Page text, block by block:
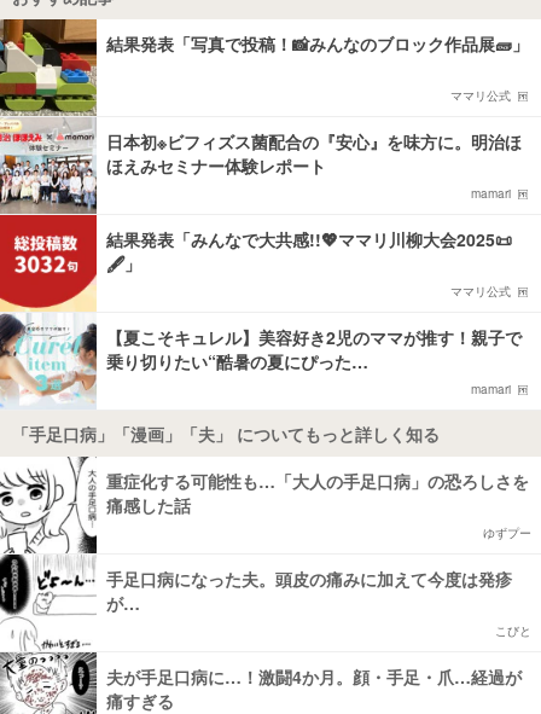
結果発表「写真で投稿！📸みんなのブロック作品展🧱」
ママリ公式
日本初※ビフィズス菌配合の『安心』を味方に。明治ほ
ほえみセミナー体験レポート
mamari
結果発表「みんなで大共感!!💖ママリ川柳大会2025📜
🖋️」
ママリ公式
【夏こそキュレル】美容好き2児のママが推す！親子で
乗り切りたい“酷暑の夏にぴった…
mamari
「手足口病」「漫画」「夫」 についてもっと詳しく知る
重症化する可能性も…「大人の手足口病」の恐ろしさを
痛感した話
ゆずプー
手足口病になった夫。頭皮の痛みに加えて今度は発疹
が…
こびと
夫が手足口病に…！激闘4か月。顔・手足・爪…経過が
痛すぎる